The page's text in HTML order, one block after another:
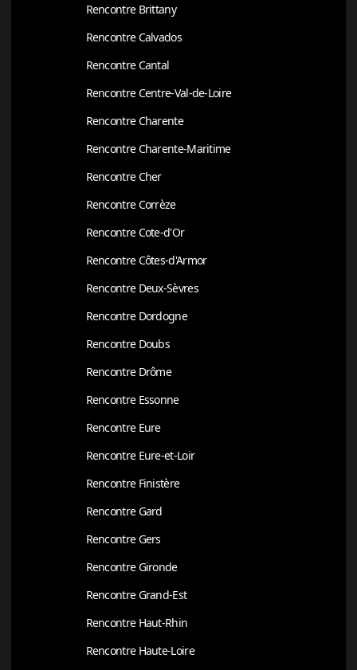
Rencontre Brittany
Rencontre Calvados
Rencontre Cantal
Rencontre Centre-Val-de-Loire
Rencontre Charente
Rencontre Charente-Maritime
Rencontre Cher
Rencontre Corrèze
Rencontre Cote-d'Or
Rencontre Côtes-d'Armor
Rencontre Deux-Sèvres
Rencontre Dordogne
Rencontre Doubs
Rencontre Drôme
Rencontre Essonne
Rencontre Eure
Rencontre Eure-et-Loir
Rencontre Finistère
Rencontre Gard
Rencontre Gers
Rencontre Gironde
Rencontre Grand-Est
Rencontre Haut-Rhin
Rencontre Haute-Loire